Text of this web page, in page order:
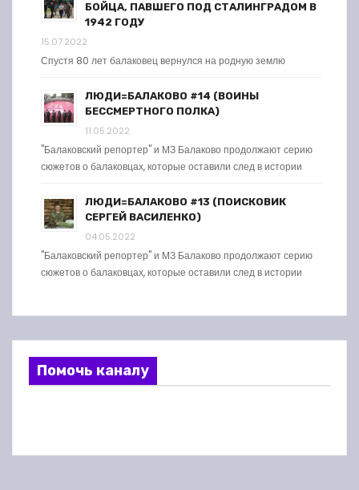
БОЙЦА, ПАВШЕГО ПОД СТАЛИНГРАДОМ В
1942 ГОДУ
15.07.2022
Спустя 80 лет балаковец вернулся на родную землю
ЛЮДИ=БАЛАКОВО #14 (ВОИНЫ
БЕССМЕРТНОГО ПОЛКА)
11.05.2022
"Балаковский репортер" и МЗ Балаково продолжают серию
сюжетов о балаковцах, которые оставили след в истории
ЛЮДИ=БАЛАКОВО #13 (ПОИСКОВИК
СЕРГЕЙ ВАСИЛЕНКО)
04.05.2022
"Балаковский репортер" и МЗ Балаково продолжают серию
сюжетов о балаковцах, которые оставили след в истории
Помочь каналу